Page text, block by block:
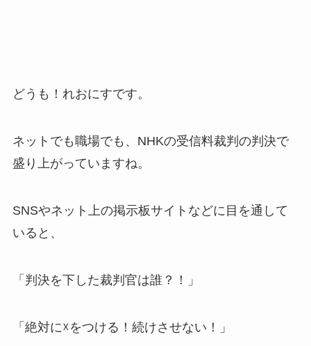
どうも！れおにすです。
ネットでも職場でも、NHKの受信料裁判の判決で
盛り上がっていますね。
SNSやネット上の掲示板サイトなどに目を通して
いると、
「判決を下した裁判官は誰？！」
「絶対に☓をつける！続けさせない！」